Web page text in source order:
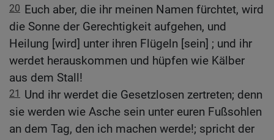
20 Euch aber, die ihr meinen Namen fürchtet, wird
die Sonne der Gerechtigkeit aufgehen, und
Heilung [wird] unter ihren Flügeln [sein] ; und ihr
werdet herauskommen und hüpfen wie Kälber
aus dem Stall!
21 Und ihr werdet die Gesetzlosen zertreten; denn
sie werden wie Asche sein unter euren Fußsohlen
an dem Tag, den ich machen werde!; spricht der